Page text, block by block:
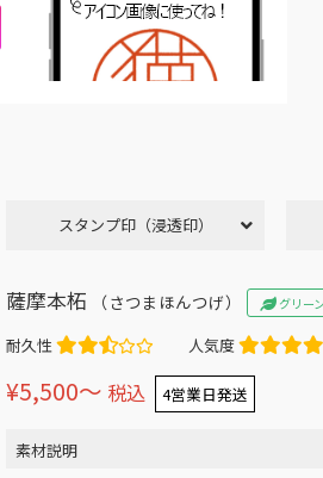
スタンプ印（浸透印）
薩摩本柘 （さつまほんつげ） グリー
耐久性 人気度
¥5,500〜 税込 4営業日発送
素材説明